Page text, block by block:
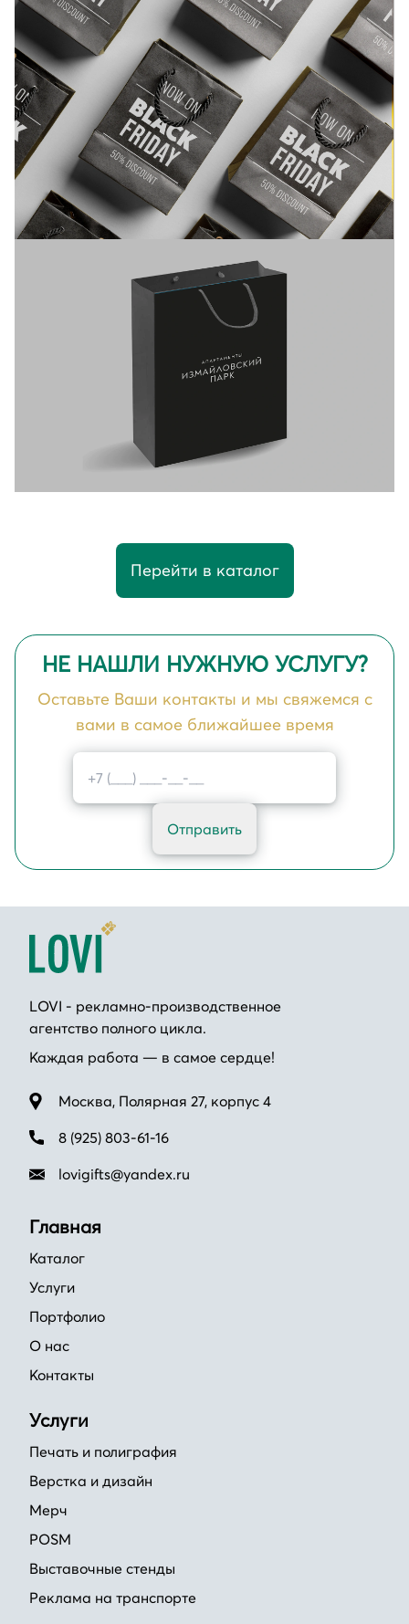
Перейти в каталог
НЕ НАШЛИ НУЖНУЮ УСЛУГУ?
Оставьте Ваши контакты и мы свяжемся с
вами в самое ближайшее время
Отправить
LOVI - рекламно-производственное
агентство полного цикла.
Каждая работа — в самое сердце!
Москва, Полярная 27, корпус 4
8 (925) 803-61-16
lovigifts@yandex.ru
Главная
Каталог
Услуги
Портфолио
О нас
Контакты
Услуги
Печать и полиграфия
Верстка и дизайн
Мерч
POSM
Выставочные стенды
Реклама на транспорте